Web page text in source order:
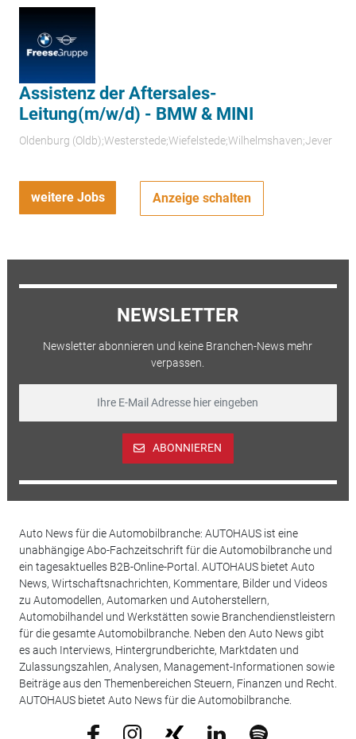
Assistenz der Aftersales-
Leitung(m/w/d) - BMW & MINI
Oldenburg (Oldb);Westerstede;Wiefelstede;Wilhelmshaven;Jever
weitere Jobs Anzeige schalten
NEWSLETTER
Newsletter abonnieren und keine Branchen-News mehr
verpassen.
ABONNIEREN
Auto News für die Automobilbranche: AUTOHAUS ist eine
unabhängige Abo-Fachzeitschrift für die Automobilbranche und
ein tagesaktuelles B2B-Online-Portal. AUTOHAUS bietet Auto
News, Wirtschaftsnachrichten, Kommentare, Bilder und Videos
zu Automodellen, Automarken und Autoherstellern,
Automobilhandel und Werkstätten sowie Branchendienstleistern
für die gesamte Automobilbranche. Neben den Auto News gibt
es auch Interviews, Hintergrundberichte, Marktdaten und
Zulassungszahlen, Analysen, Management-Informationen sowie
Beiträge aus den Themenbereichen Steuern, Finanzen und Recht.
AUTOHAUS bietet Auto News für die Automobilbranche.